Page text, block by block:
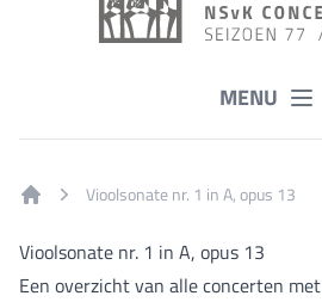
MENU
Vioolsonate nr. 1 in A, opus 13
Vioolsonate nr. 1 in A, opus 13
Een overzicht van alle concerten